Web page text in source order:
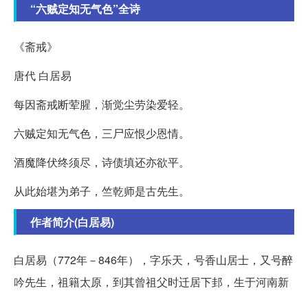
“六贼定知无气色”全诗
《斋戒》
唐代 白居易
每因斋戒断荤腥，渐觉尘劳染爱轻。
六贼定知无气色，三尸应恨少恩情。
酒魔降伏终须尽，诗债填还亦欲平。
从此始堪为弟子，竺乾师是古先生。
作者简介(白居易)
白居易（772年－846年），字乐天，号香山居士，又号醉
吟先生，祖籍太原，到其曾祖父时迁居下邽，生于河南新